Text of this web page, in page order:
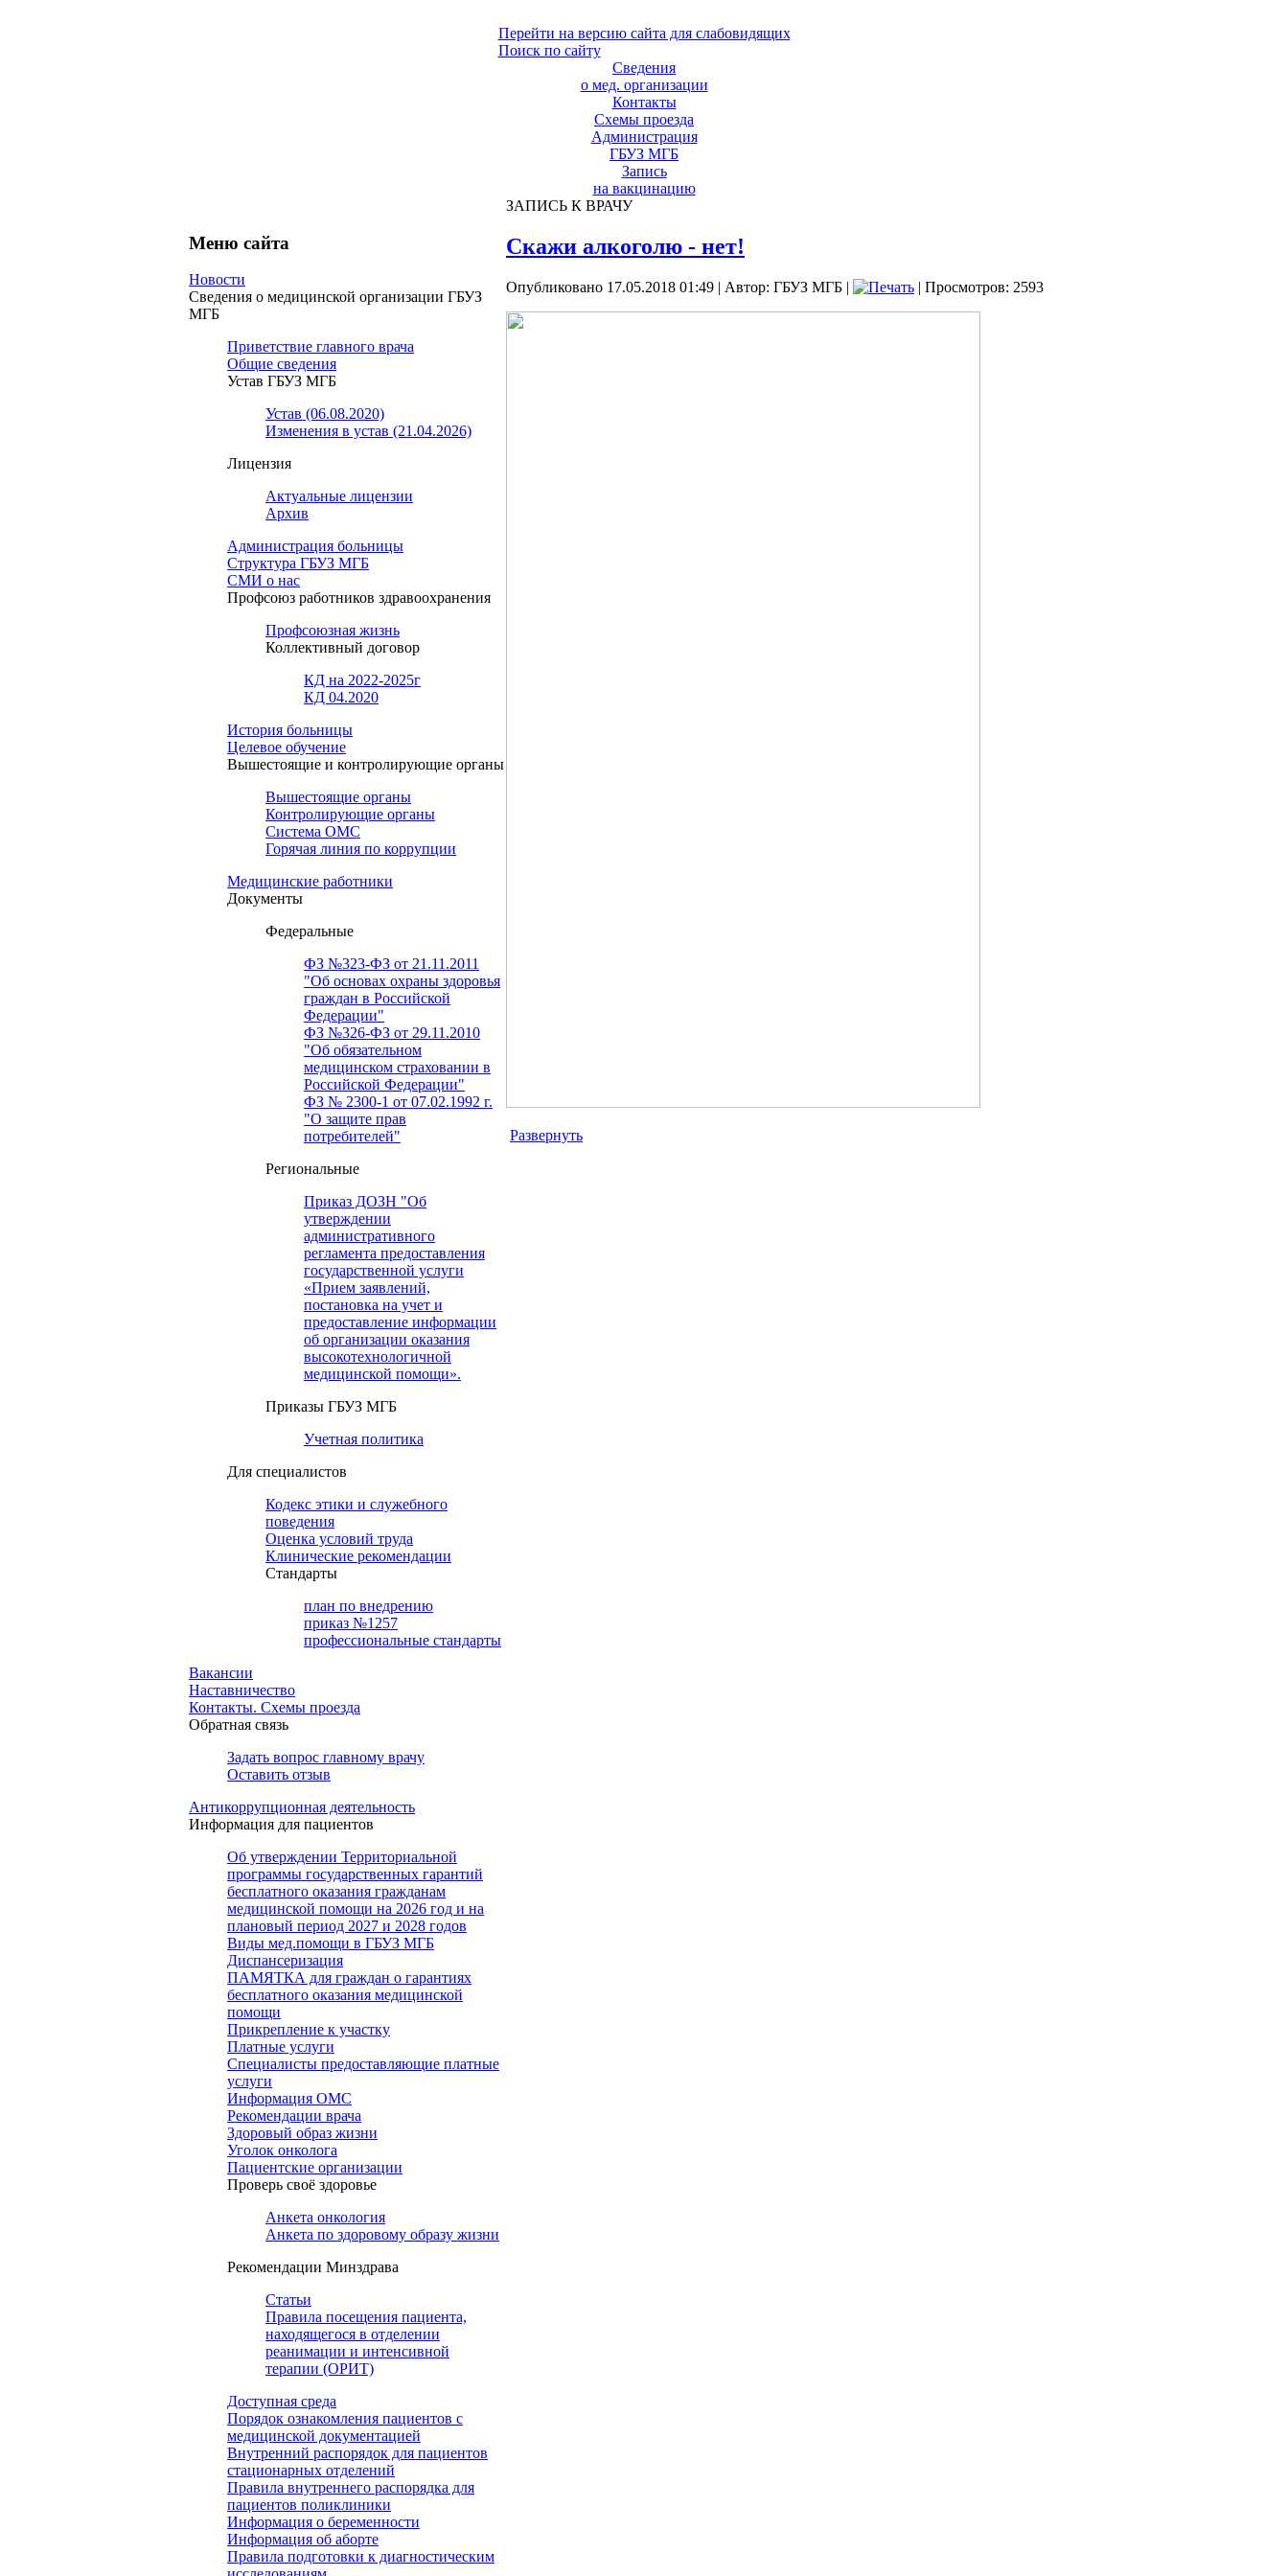
Перейти на версию сайта для слабовидящих
Поиск по сайту
Сведения
о мед. организации
Контакты
Схемы проезда
Администрация
ГБУЗ МГБ
Запись
на вакцинацию
ЗАПИСЬ К ВРАЧУ
Меню сайта
Новости
Сведения о медицинской организации ГБУЗ
МГБ
Приветствие главного врача
Общие сведения
Устав ГБУЗ МГБ
Устав (06.08.2020)
Изменения в устав (21.04.2026)
Лицензия
Актуальные лицензии
Архив
Администрация больницы
Структура ГБУЗ МГБ
СМИ о нас
Профсоюз работников здравоохранения
Профсоюзная жизнь
Коллективный договор
КД на 2022-2025г
КД 04.2020
История больницы
Целевое обучение
Вышестоящие и контролирующие органы
Вышестоящие органы
Контролирующие органы
Система ОМС
Горячая линия по коррупции
Медицинские работники
Документы
Федеральные
ФЗ №323-ФЗ от 21.11.2011
"Об основах охраны здоровья
граждан в Российской
Федерации"
ФЗ №326-ФЗ от 29.11.2010
"Об обязательном
медицинском страховании в
Российской Федерации"
ФЗ № 2300-1 от 07.02.1992 г.
"О защите прав
потребителей"
Региональные
Приказ ДОЗН "Об
утверждении
административного
регламента предоставления
государственной услуги
«Прием заявлений,
постановка на учет и
предоставление информации
об организации оказания
высокотехнологичной
медицинской помощи».
Приказы ГБУЗ МГБ
Учетная политика
Для специалистов
Кодекс этики и служебного
поведения
Оценка условий труда
Клинические рекомендации
Cтандарты
план по внедрению
приказ №1257
профессиональные стандарты
Вакансии
Наставничество
Контакты. Схемы проезда
Обратная связь
Задать вопрос главному врачу
Оставить отзыв
Антикоррупционная деятельность
Информация для пациентов
Об утверждении Территориальной
программы государственных гарантий
бесплатного оказания гражданам
медицинской помощи на 2026 год и на
плановый период 2027 и 2028 годов
Виды мед.помощи в ГБУЗ МГБ
Диспансеризация
ПАМЯТКА для граждан о гарантиях
бесплатного оказания медицинской
помощи
Прикрепление к участку
Платные услуги
Специалисты предоставляющие платные
услуги
Информация ОМС
Рекомендации врача
Здоровый образ жизни
Уголок онколога
Пациентские организации
Проверь своё здоровье
Анкета онкология
Анкета по здоровому образу жизни
Рекомендации Минздрава
Статьи
Правила посещения пациента,
находящегося в отделении
реанимации и интенсивной
терапии (ОРИТ)
Доступная среда
Порядок ознакомления пациентов с
медицинской документацией
Внутренний распорядок для пациентов
стационарных отделений
Правила внутреннего распорядка для
пациентов поликлиники
Информация о беременности
Информация об аборте
Правила подготовки к диагностическим
Скажи алкоголю - нет!
Опубликовано 17.05.2018 01:49 | Автор: ГБУЗ МГБ | | Просмотров: 2593
Развернуть